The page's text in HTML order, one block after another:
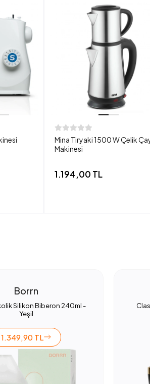
Mina Tiryaki 1500 W Çelik
Makinesi
1.194,00 TL
Borrn
Silikon Biberon 240ml -
Yeşil
1.349,90 TL